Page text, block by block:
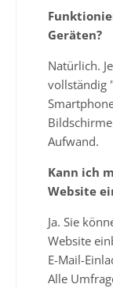
Geräten?
Natürlich.
vollständig
Aufwand.
Kann ich
Website
Ja. Sie
Website
E-Mail-
Alle